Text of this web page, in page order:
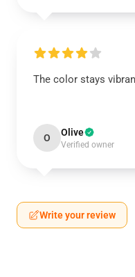
The color stays
O Olive
Verified owner
Write your review